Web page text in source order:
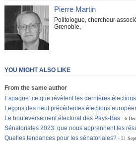
Pierre Martin
Politologue, chercheur
Grenoble,
YOU MIGHT ALSO LIKE
From the same author
Espagne: ce que révèlent les dernières
Leçons des neuf précédentes élections
Le bouleversement électoral des Pays-Bas
6
Sénatoriales 2023: que nous apprennent les
Quelles tendances pour les sénatoriales?
21